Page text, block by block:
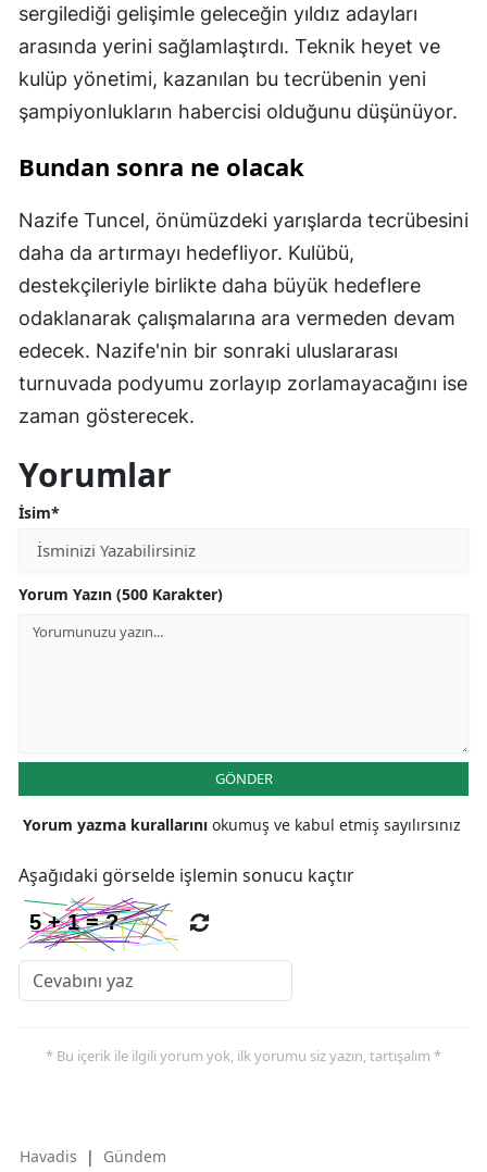
sergilediği gelişimle geleceğin yıldız adayları
arasında yerini sağlamlaştırdı. Teknik heyet ve
kulüp yönetimi, kazanılan bu tecrübenin yeni
şampiyonlukların habercisi olduğunu düşünüyor.
Bundan sonra ne olacak
Nazife Tuncel, önümüzdeki yarışlarda tecrübesini
daha da artırmayı hedefliyor. Kulübü,
destekçileriyle birlikte daha büyük hedeflere
odaklanarak çalışmalarına ara vermeden devam
edecek. Nazife'nin bir sonraki uluslararası
turnuvada podyumu zorlayıp zorlamayacağını ise
zaman gösterecek.
Yorumlar
İsim*
Yorum Yazın (500 Karakter)
GÖNDER
Yorum yazma kurallarını okumuş ve kabul etmiş sayılırsınız
Aşağıdaki görselde işlemin sonucu kaçtır
* Bu içerik ile ilgili yorum yok, ilk yorumu siz yazın, tartışalım *
Havadis | Gündem